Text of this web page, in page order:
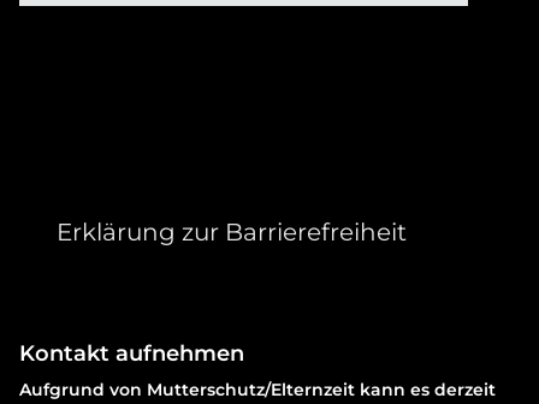
Erklärung zur Barrierefreiheit
Kontakt aufnehmen
Aufgrund von Mutterschutz/Elternzeit kann es derzeit